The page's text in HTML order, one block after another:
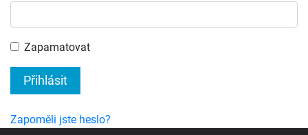
Zapamatovat
Přihlásit
Zapoměli jste heslo?